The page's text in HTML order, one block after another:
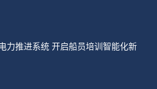
力推进系统 开启船员培训智能化新